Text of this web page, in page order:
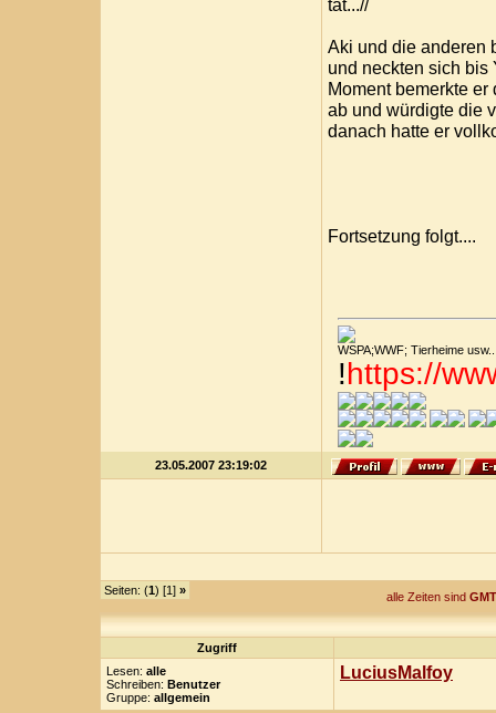
tat...//
Aki und die anderen
und neckten sich bis
Moment bemerkte
ab und würdigte die
danach hatte er
Fortsetzung folgt....
WSPA;WWF; Tierheime
!https://
23.05.2007 23:19:02
Seiten: (1) [1] » alle Zeiten sind
Zugriff
Lesen: alle
Schreiben: Benutzer
Gruppe: allgemein
LuciusMalfoy